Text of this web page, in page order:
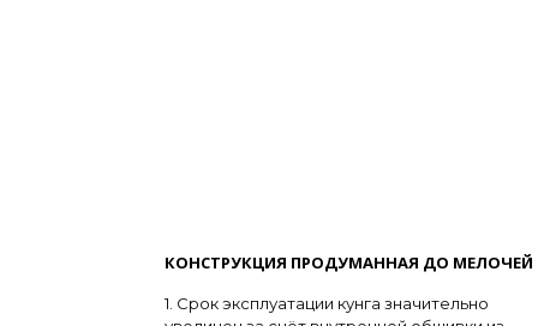
КОНСТРУКЦИЯ ПРОДУМАННАЯ ДО МЕЛОЧЕЙ
1. Срок эксплуатации кунга значительно